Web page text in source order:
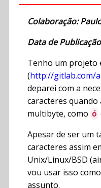
Colaboração:
Data de
Tenho um projeto
(http://gitlab.com/
deparei com a
caracteres quando
multibyte, como ó
Apesar de ser um
caracteres assim
Unix/Linux/BSD
vou usar isso
assunto.